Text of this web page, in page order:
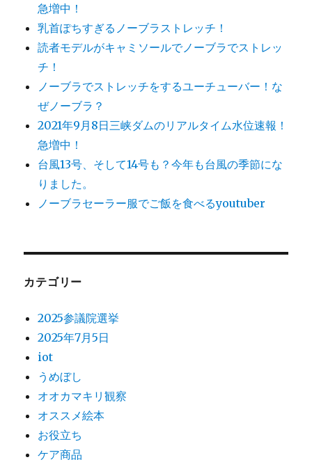
急増中！
乳首ぽちすぎるノーブラストレッチ！
読者モデルがキャミソールでノーブラでストレッ
チ！
ノーブラでストレッチをするユーチューバー！な
ぜノーブラ？
2021年9月8日三峡ダムのリアルタイム水位速報！
急増中！
台風13号、そして14号も？今年も台風の季節にな
りました。
ノーブラセーラー服でご飯を食べるyoutuber
カテゴリー
2025参議院選挙
2025年7月5日
iot
うめぼし
オオカマキリ観察
オススメ絵本
お役立ち
ケア商品